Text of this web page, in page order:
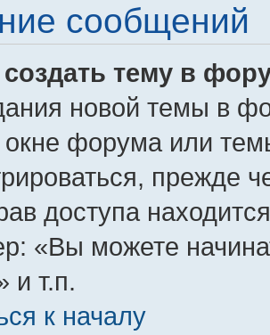
сообщений
тему в
новой темы в
окне форума или
прежде
доступа
«Вы можете
и т.п.
к началу